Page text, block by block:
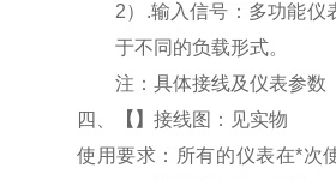
2） .输入信号：多功能仪
于不同的负载形式。
注：具体接线及仪表参数
四、
【 】接线图：见实物
使用要求：所有的仪表在*次